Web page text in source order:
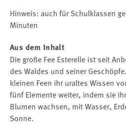
Hinweis: auch für Schulklassen
Minuten
Aus dem Inhalt
Die große Fee Esterelle ist seit
des Waldes und seiner
kleinen Feen ihr uraltes Wissen
fünf Elemente weiter, indem sie
Blumen wachsen, mit Wasser,
Sonne.